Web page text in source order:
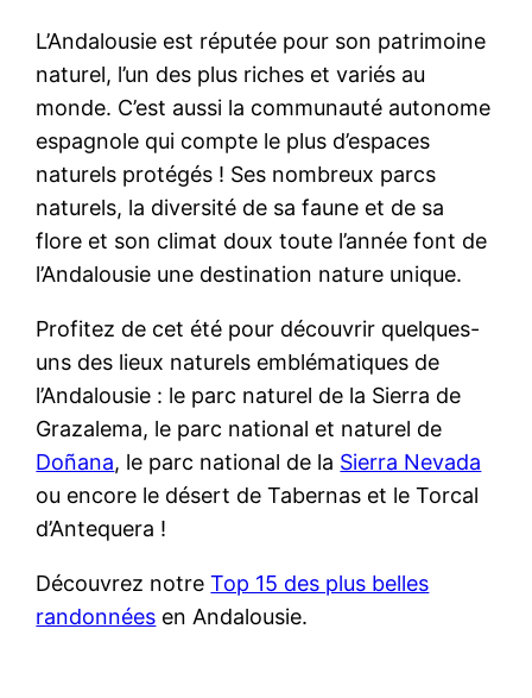
L’Andalousie est réputée pour son patrimoine
naturel, l’un des plus riches et variés au
monde. C’est aussi la communauté autonome
espagnole qui compte le plus d’espaces
naturels protégés ! Ses nombreux parcs
naturels, la diversité de sa faune et de sa
flore et son climat doux toute l’année font de
l’Andalousie une destination nature unique.
Profitez de cet été pour découvrir quelques-
uns des lieux naturels emblématiques de
l’Andalousie : le parc naturel de la Sierra de
Grazalema, le parc national et naturel de
Doñana, le parc national de la Sierra Nevada
ou encore le désert de Tabernas et le Torcal
d’Antequera !
Découvrez notreTop 15 des plus belles
randonnées en Andalousie.